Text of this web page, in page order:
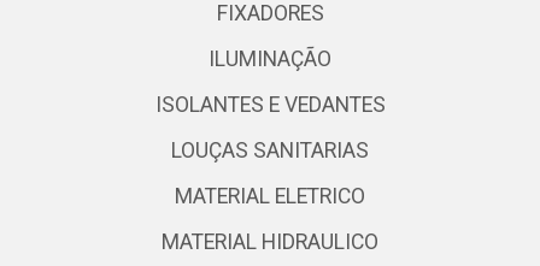
FIXADORES
ILUMINAÇÃO
ISOLANTES E VEDANTES
LOUÇAS SANITARIAS
MATERIAL ELETRICO
MATERIAL HIDRAULICO